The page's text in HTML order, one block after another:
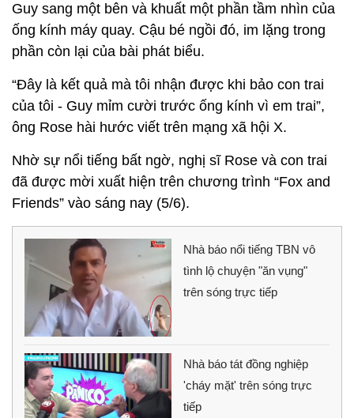
Guy sang một bên và khuất một phần tầm nhìn của
ống kính máy quay. Cậu bé ngồi đó, im lặng trong
phần còn lại của bài phát biểu.
“Đây là kết quả mà tôi nhận được khi bảo con trai
của tôi - Guy mỉm cười trước ống kính vì em trai”,
ông Rose hài hước viết trên mạng xã hội X.
Nhờ sự nổi tiếng bất ngờ, nghị sĩ Rose và con trai
đã được mời xuất hiện trên chương trình “Fox and
Friends” vào sáng nay (5/6).
Nhà báo nổi tiếng TBN vô
tình lộ chuyện "ăn vụng"
trên sóng trực tiếp
Nhà báo tát đồng nghiệp
'cháy mặt' trên sóng trực
tiếp